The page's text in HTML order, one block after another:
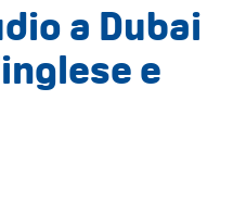
a Dubai
e